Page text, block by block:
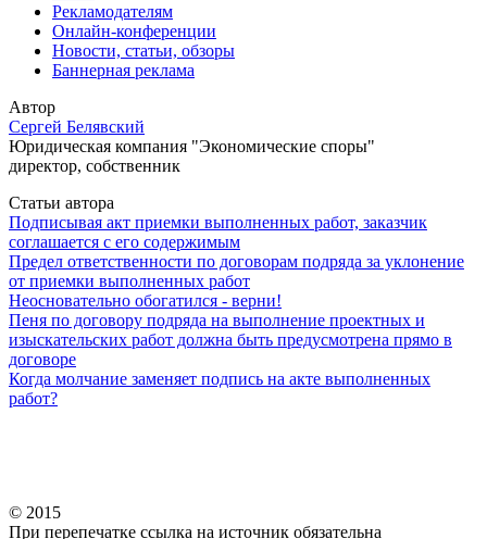
Рекламодателям
Онлайн-конференции
Новости, статьи, обзоры
Баннерная реклама
Автор
Сергей Белявский
Юридическая компания "Экономические споры"
директор, собственник
Статьи автора
Подписывая акт приемки выполненных работ, заказчик
соглашается с его содержимым
Предел ответственности по договорам подряда за уклонение
от приемки выполненных работ
Неосновательно обогатился - верни!
Пеня по договору подряда на выполнение проектных и
изыскательских работ должна быть предусмотрена прямо в
договоре
Когда молчание заменяет подпись на акте выполненных
работ?
© 2015
При перепечатке ссылка на источник обязательна